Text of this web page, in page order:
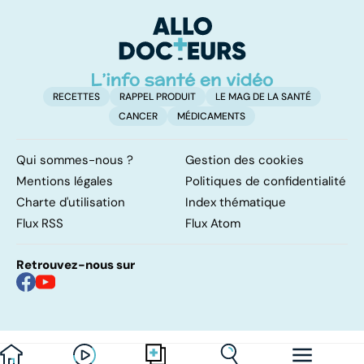
RECETTES RAPPEL PRODUIT
LE MAG DE LA SANTÉ
CANCER
MÉDICAMENTS
Qui sommes-nous ?
Gestion des cookies
Mentions légales
Politiques de confidentialité
Charte d'utilisation
Index thématique
Flux RSS
Flux Atom
Retrouvez-nous sur